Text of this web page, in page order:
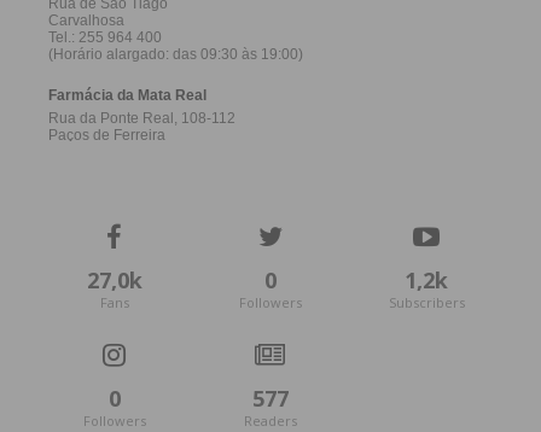
27,0k
Fans
0
Followers
1,2k
Subscribers
0
Followers
577
Readers